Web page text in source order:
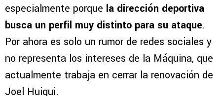
especialmente porque la dirección deportiva
busca un perfil muy distinto para su ataque.
Por ahora es solo un rumor de redes sociales y
no representa los intereses de la Máquina, que
actualmente trabaja en cerrar la renovación de
Joel Huiqui.